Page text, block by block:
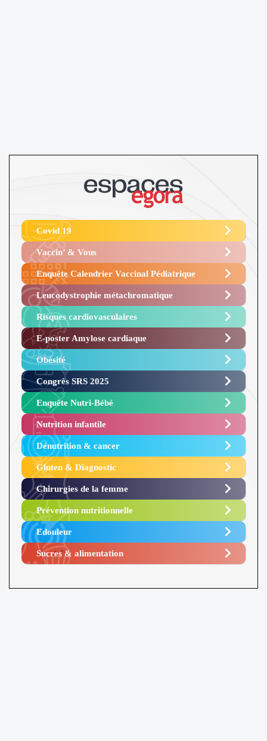
Covid 19
Vaccin’ & Vous
Enquête Calendrier Vaccinal Pédiatrique
Leucodystrophie métachromatique
Risques cardiovasculaires
E-poster Amylose cardiaque ​
Obésité ​
Congrès SRS 2025 ​
Enquête Nutri-Bébé ​
Nutrition infantile
Dénutrition & cancer
Gluten & Diagnostic
Chirurgies de la femme
Prévention nutritionnelle
Edouleur​
Sucres & alimentation​